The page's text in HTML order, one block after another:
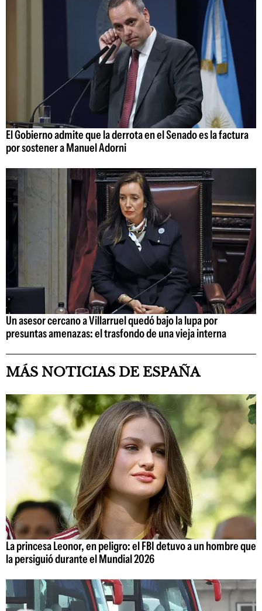
El Gobierno admite que la derrota en el Senado es la factura
por sostener a Manuel Adorni
Un asesor cercano a Villarruel quedó bajo la lupa por
presuntas amenazas: el trasfondo de una vieja interna
MÁS NOTICIAS DE ESPAÑA
La princesa Leonor, en peligro: el FBI detuvo a un hombre que
la persiguió durante el Mundial 2026